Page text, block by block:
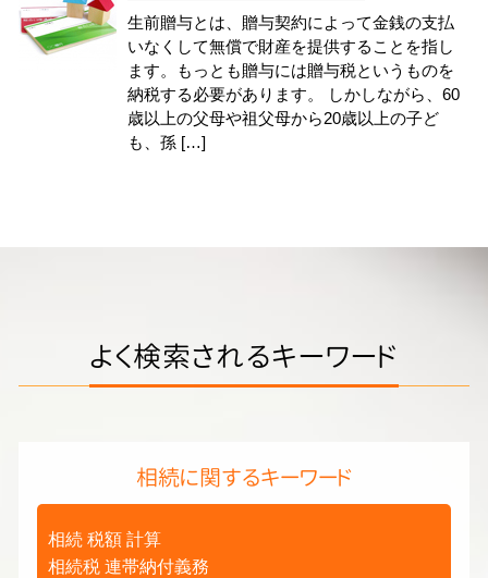
生前贈与とは、贈与契約によって金銭の支払
いなくして無償で財産を提供することを指し
ます。もっとも贈与には贈与税というものを
納税する必要があります。 しかしながら、60
歳以上の父母や祖父母から20歳以上の子ど
も、孫 […]
よく検索されるキーワード
相続に関するキーワード
相続 税額 計算
相続税 連帯納付義務